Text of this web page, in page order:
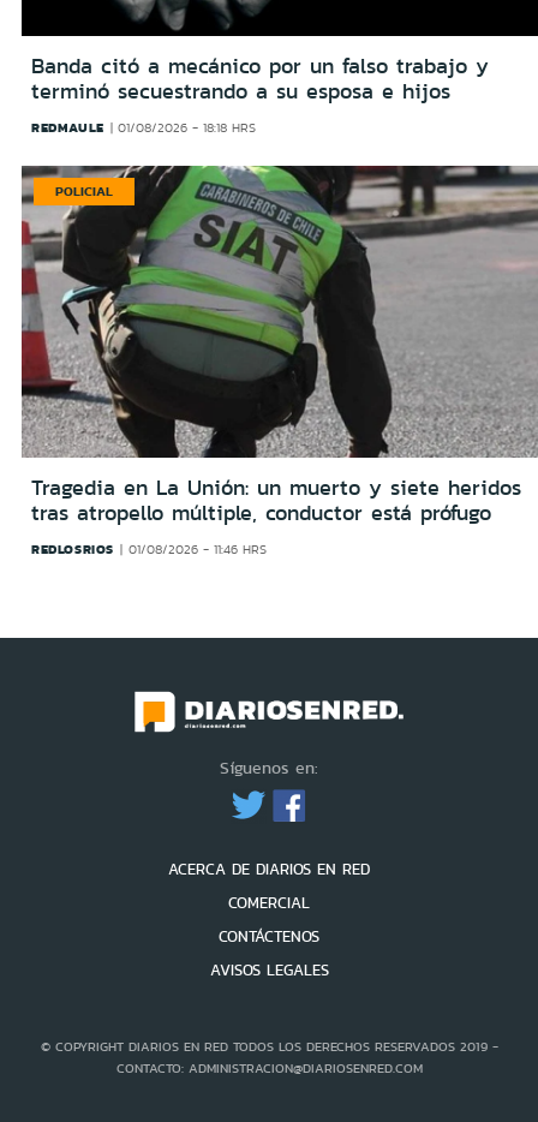
Banda citó a mecánico por un falso trabajo y
terminó secuestrando a su esposa e hijos
REDMAULE 01/08/2026 - 18:18 HRS
POLICIAL
Tragedia en La Unión: un muerto y siete heridos
tras atropello múltiple, conductor está prófugo
REDLOSRIOS 01/08/2026 - 11:46 HRS
Síguenos en:
ACERCA DE DIARIOS EN RED
COMERCIAL
CONTÁCTENOS
AVISOS LEGALES
© COPYRIGHT DIARIOS EN RED TODOS LOS DERECHOS RESERVADOS 2019 -
CONTACTO: ADMINISTRACION@DIARIOSENRED.COM